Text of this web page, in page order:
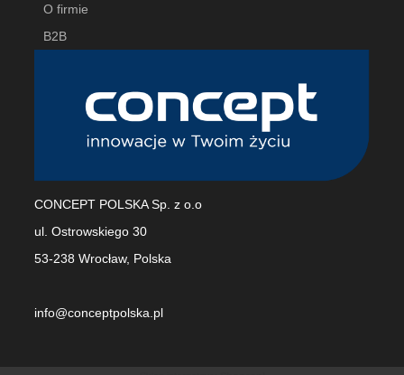
O firmie
B2B
CONCEPT POLSKA Sp. z o.o
ul. Ostrowskiego 30
53-238 Wrocław, Polska
info@conceptpolska.pl